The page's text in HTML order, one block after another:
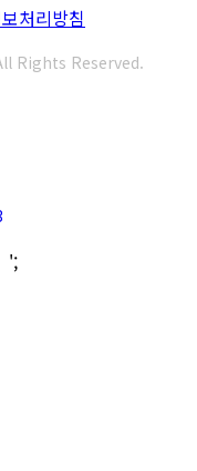
처리방침
Rights Reserved.
Go
';